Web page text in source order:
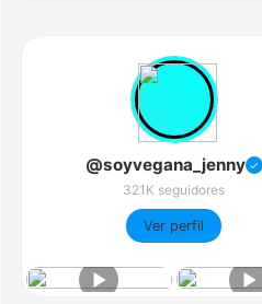
@soyvegana_jenny ✓
321K seguidores
Ver perfil